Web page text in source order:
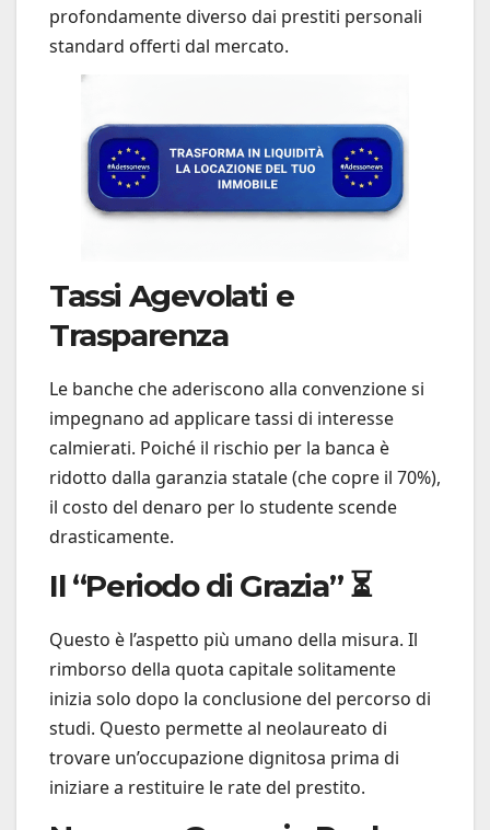
profondamente diverso dai prestiti personali
standard offerti dal mercato.
Tassi Agevolati e
Trasparenza
Le banche che aderiscono alla convenzione si
impegnano ad applicare tassi di interesse
calmierati. Poiché il rischio per la banca è
ridotto dalla garanzia statale (che copre il 70%),
il costo del denaro per lo studente scende
drasticamente.
Il “Periodo di Grazia” ⏳
Questo è l’aspetto più umano della misura. Il
rimborso della quota capitale solitamente
inizia solo dopo la conclusione del percorso di
studi. Questo permette al neolaureato di
trovare un’occupazione dignitosa prima di
iniziare a restituire le rate del prestito.